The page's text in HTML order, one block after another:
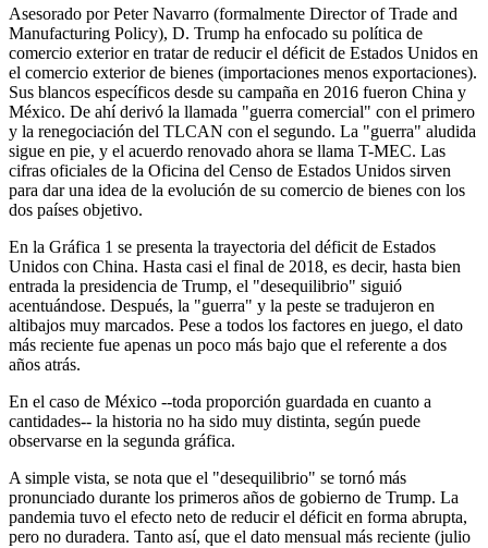
Asesorado por Peter Navarro (formalmente Director of Trade and
Manufacturing Policy), D. Trump ha enfocado su política de
comercio exterior en tratar de reducir el déficit de Estados Unidos en
el comercio exterior de bienes (importaciones menos exportaciones).
Sus blancos específicos desde su campaña en 2016 fueron China y
México. De ahí derivó la llamada "guerra comercial" con el primero
y la renegociación del TLCAN con el segundo. La "guerra" aludida
sigue en pie, y el acuerdo renovado ahora se llama T-MEC. Las
cifras oficiales de la Oficina del Censo de Estados Unidos sirven
para dar una idea de la evolución de su comercio de bienes con los
dos países objetivo.
En la Gráfica 1 se presenta la trayectoria del déficit de Estados
Unidos con China. Hasta casi el final de 2018, es decir, hasta bien
entrada la presidencia de Trump, el "desequilibrio" siguió
acentuándose. Después, la "guerra" y la peste se tradujeron en
altibajos muy marcados. Pese a todos los factores en juego, el dato
más reciente fue apenas un poco más bajo que el referente a dos
años atrás.
En el caso de México --toda proporción guardada en cuanto a
cantidades-- la historia no ha sido muy distinta, según puede
observarse en la segunda gráfica.
A simple vista, se nota que el "desequilibrio" se tornó más
pronunciado durante los primeros años de gobierno de Trump. La
pandemia tuvo el efecto neto de reducir el déficit en forma abrupta,
pero no duradera. Tanto así, que el dato mensual más reciente (julio